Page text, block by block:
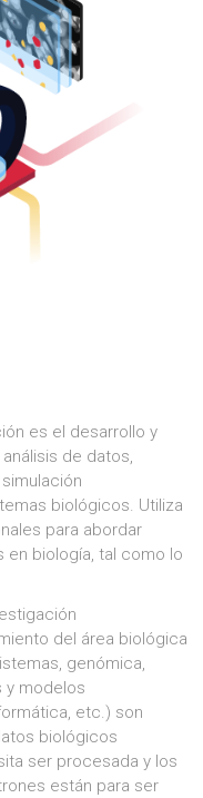
es el desarrollo y
de datos,
biológicos. Utiliza
para abordar
biología, tal como lo
del área biológica
genómica,
y modelos
etc.) son
biológicos
ser procesada y los
están para ser